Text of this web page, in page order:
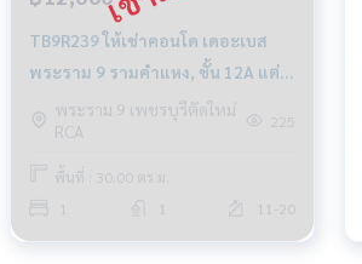
TB9R239 ให้เช่าคอนโด เดอะเบส
พระราม 9 รามคำแหง, ชั้น 12A แต่ง
ครบ 30 ตรม. 12,000 บาท 064-959-
8900
พระราม 9 เพชรบุรีตัดใหม่
RCA
225
พื้นที่ : 30.00 ตร.ม.
11-20